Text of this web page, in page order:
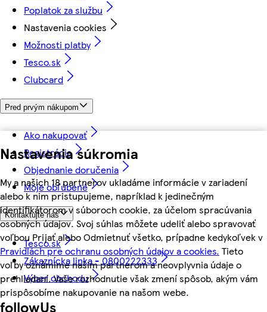
Nastavenia súkromia
My a našich 18 partnerov ukladáme informácie v zariadení
alebo k nim pristupujeme, napríklad k jedinečným
identifikátorom v súboroch cookie, za účelom spracúvania
osobných údajov. Svoj súhlas môžete udeliť alebo spravovať
voľbou Prijať alebo Odmietnuť všetko, prípadne kedykoľvek v
Pravidlách pre ochranu osobných údajov a cookies. Tieto
voľby oznámime našim partnerom a neovplyvnia údaje o
prehliadaní. Vaše rozhodnutie však zmení spôsob, akým vám
prispôsobíme nakupovanie na našom webe.
Poplatok za službu
Nastavenia cookies
Možnosti platby
Tesco.sk
Clubcard
Pred prvým nákupom
Ako nakupovať
Registrácia
Objednanie doručenia
Moje obľúbené
Kontaktujte nás
Tesco.sk
Zákaznícka linka - 0800222333
Výber obchodu
followUs